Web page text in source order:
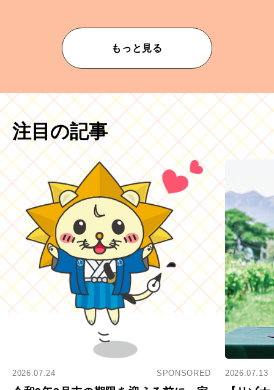
もっと見る
注目の記事
2026.07.24 SPONSORED 2026.07.13